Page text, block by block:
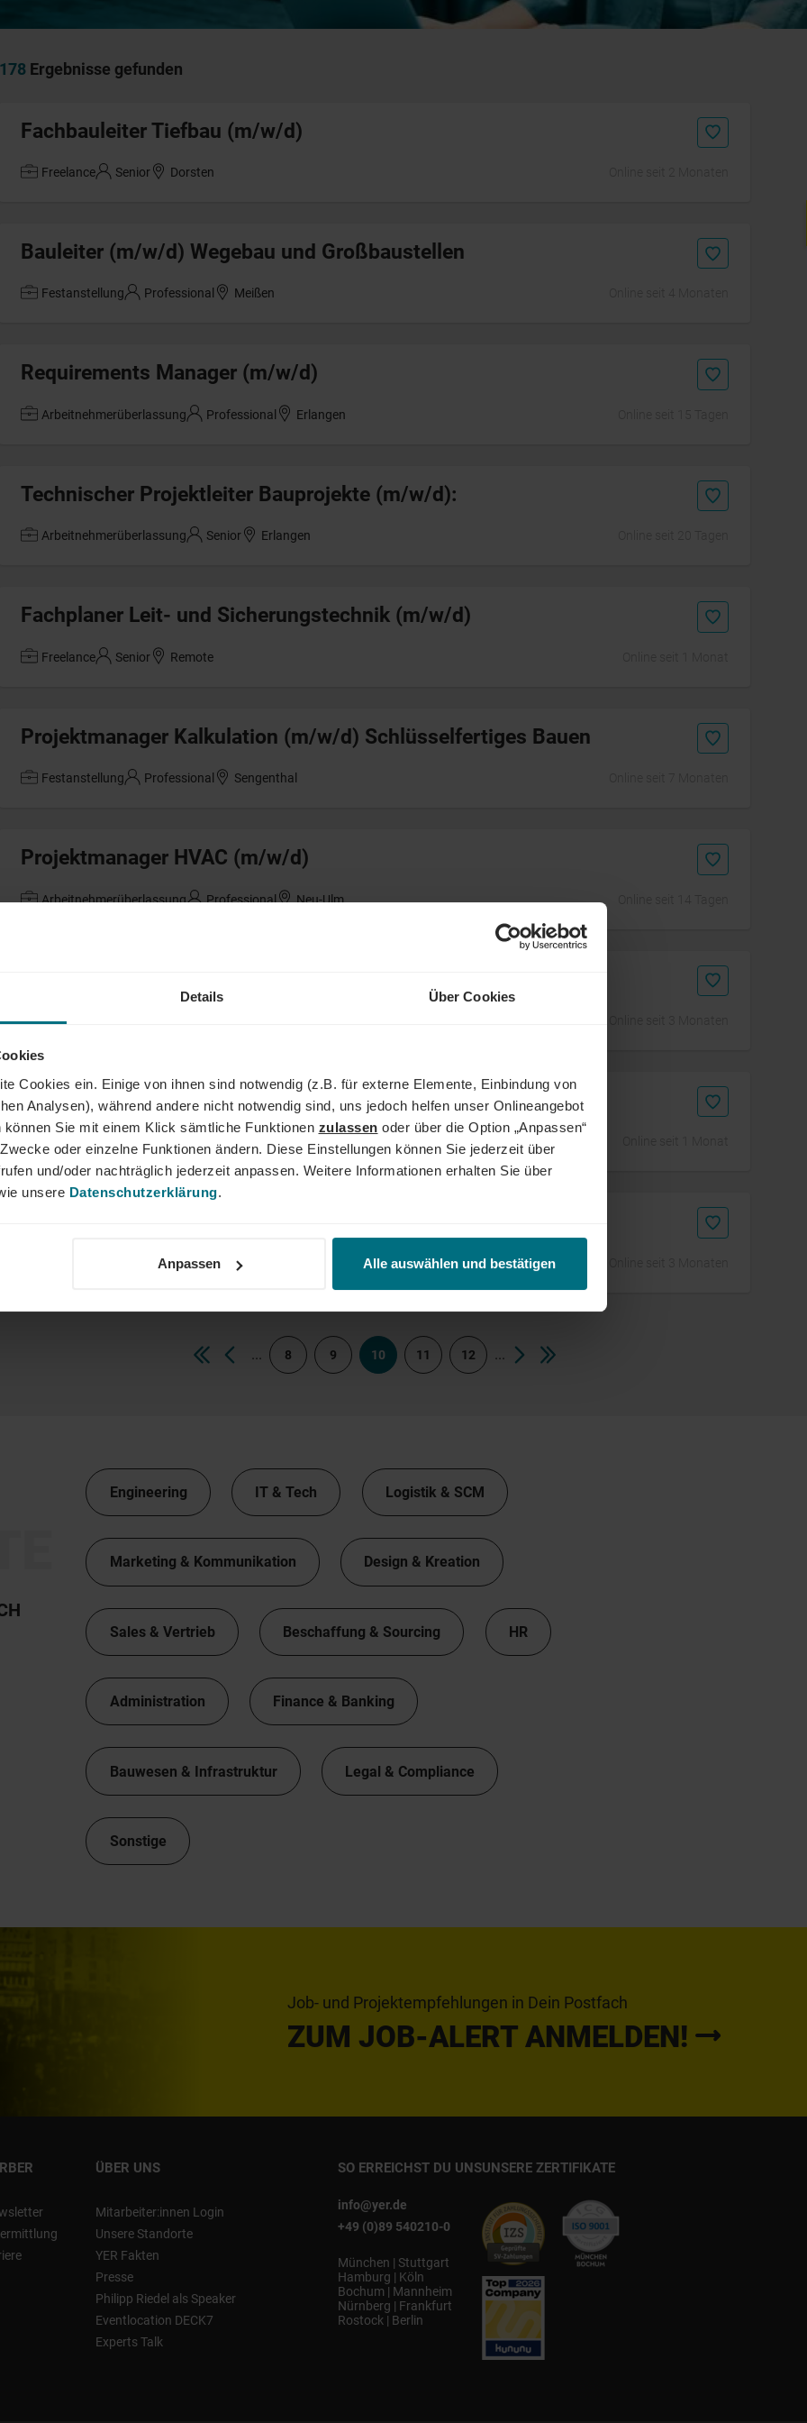
Details Über Cookies
Cookies ein. Einige von ihnen sind notwendig (z.B. für externe Elemente, Einbindung von
Analysen), während andere nicht notwendig sind, uns jedoch helfen unser Onlineangebot
Sie mit einem Klick sämtliche Funktionen zulassen oder über die Option „Anpassen“
oder einzelne Funktionen ändern. Diese Einstellungen können Sie jederzeit über
und/oder nachträglich jederzeit anpassen. Weitere Informationen erhalten Sie über
unsere Datenschutzerklärung.
Anpassen Alle auswählen und bestätigen
178 Ergebnisse gefunden
Fachbauleiter Tiefbau (m/w/d)
Freelance Senior Dorsten
Bauleiter (m/w/d) Wegebau und Großbaustellen
Festanstellung Professional Meißen
Requirements Manager (m/w/d)
Arbeitnehmerüberlassung Professional Erlangen
Technischer Projektleiter Bauprojekte (m/w/d):
Arbeitnehmerüberlassung Senior Erlangen
Fachplaner Leit- und Sicherungstechnik (m/w/d)
Freelance Senior Remote
Projektmanager Kalkulation (m/w/d) Schlüsselfertiges Bauen
Festanstellung Professional Sengenthal
Projektmanager HVAC (m/w/d)
Arbeitnehmerüberlassung Professional Neu-Ulm
Arbeitnehmerüberlassung
Auftragskoordinator (m/w/d)
Arbeitnehmerüberlassung Professional Kassel
Professional Hamburg
... 8 9 10 11 12 ...
Engineering IT & Tech Logistik & SCM
Marketing & Kommunikation Design & Kreation
Sales & Vertrieb Beschaffung & Sourcing HR
Administration Finance & Banking
Bauwesen & Infrastruktur Legal & Compliance
Sonstige
Job- und Projektempfehlungen in Dein Postfach
ZUM JOB-ALERT ANMELDEN!
ÜBER UNS
Mitarbeiter:innen Login
Unsere Standorte
YER Fakten
Presse
Philipp Riedel als Speaker
Eventlocation DECK7
Experts Talk
SO ERREICHST DU UNS
info@yer.de
+49 (0)89 540210-0
München | Stuttgart
Hamburg | Köln
Bochum | Mannheim
Nürnberg | Frankfurt
Rostock | Berlin
UNSERE ZERTIFIKATE